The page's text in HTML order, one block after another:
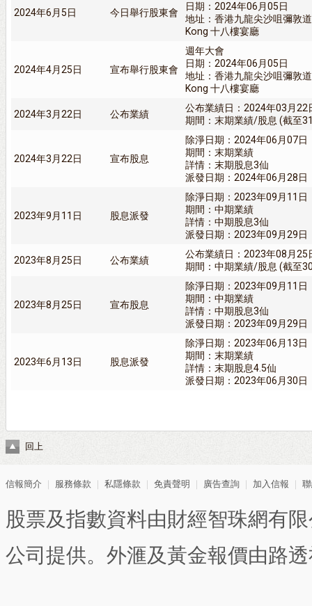
2024年6月5日 今日舉行股東會
日期：2024年06月05日
地址：香港九龍尖沙咀彌敦
Kong 十八樓宴廳
2024年4月25日 宣布舉行股東會
週年大會
日期：2024年06月05日
地址：香港九龍尖沙咀彌敦
Kong 十八樓宴廳
2024年3月22日 公布業績
公布業績日：2024年03月22
期間：末期業績/股息 (截至
2024年3月22日 宣布股息
除淨日期：2024年06月07日
期間：末期業績
詳情：末期股息3仙
派發日期：2024年06月28日
2023年9月11日 股息派發
除淨日期：2023年09月11日
期間：中期業績
詳情：中期股息3仙
派發日期：2023年09月29日
2023年8月25日 公布業績
公布業績日：2023年08月25
期間：中期業績/股息 (截至
2023年8月25日 宣布股息
除淨日期：2023年09月11日
期間：中期業績
詳情：中期股息3仙
派發日期：2023年09月29日
2023年6月13日 股息派發
除淨日期：2023年06月13日
期間：末期業績
詳情：末期股息4.5仙
派發日期：2023年06月30日
回上
信報簡介 服務條款 私隱條款 免責聲明 廣告查詢 加入信報
股票及指數資料由財經智珠網有
公司提供。外滙及黃金報價由路